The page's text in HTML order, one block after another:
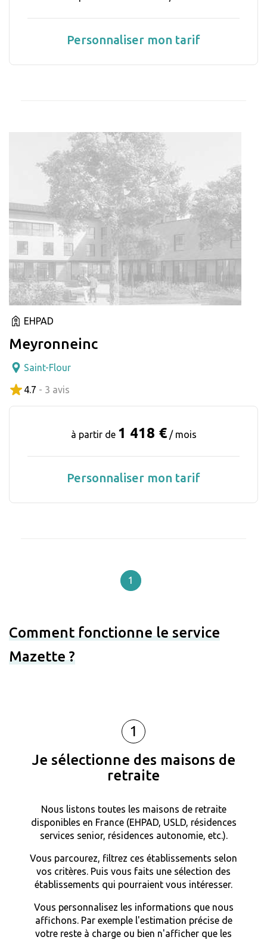
Personnaliser mon tarif
EHPAD
Meyronneinc
Saint-Flour
4.7 - 3 avis
à partir de 1 418 € / mois
Personnaliser mon tarif
1
Comment fonctionne le service
Mazette ?
1
Je sélectionne des maisons de
retraite
Nous listons toutes les maisons de retraite
disponibles en France (EHPAD, USLD, résidences
services senior, résidences autonomie, etc.).
Vous parcourez, filtrez ces établissements selon
vos critères. Puis vous faits une sélection des
établissements qui pourraient vous intéresser.
Vous personnalisez les informations que nous
affichons. Par exemple l'estimation précise de
votre reste à charge ou bien n'afficher que les